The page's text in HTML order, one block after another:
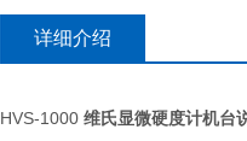
详细介绍
HVS-1000 维氏显微硬度计机台